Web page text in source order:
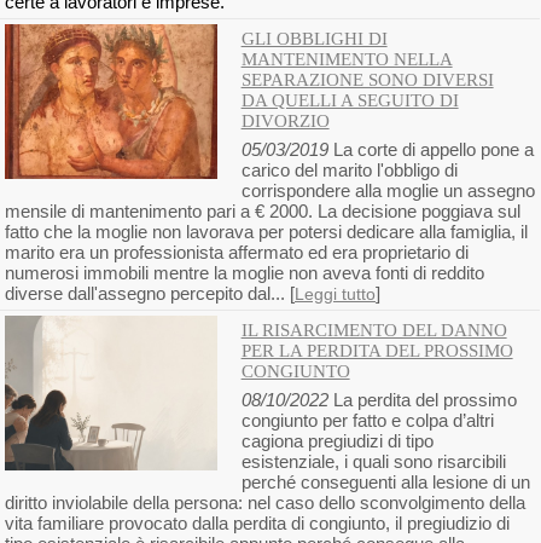
GLI OBBLIGHI DI
MANTENIMENTO NELLA
SEPARAZIONE SONO DIVERSI
DA QUELLI A SEGUITO DI
DIVORZIO
05/03/2019La corte di appello pone a
carico del marito l'obbligo di
corrispondere alla moglie un assegno
mensile di mantenimento pari a € 2000. La decisione poggiava sul
fatto che la moglie non lavorava per potersi dedicare alla famiglia, il
marito era un professionista affermato ed era proprietario di
numerosi immobili mentre la moglie non aveva fonti di reddito
diverse dall'assegno percepito dal... [Leggi tutto]
IL RISARCIMENTO DEL DANNO
PER LA PERDITA DEL PROSSIMO
CONGIUNTO
08/10/2022La perdita del prossimo
congiunto per fatto e colpa d’altri
cagiona pregiudizi di tipo
esistenziale, i quali sono risarcibili
perché conseguenti alla lesione di un
diritto inviolabile della persona: nel caso dello sconvolgimento della
vita familiare provocato dalla perdita di congiunto, il pregiudizio di